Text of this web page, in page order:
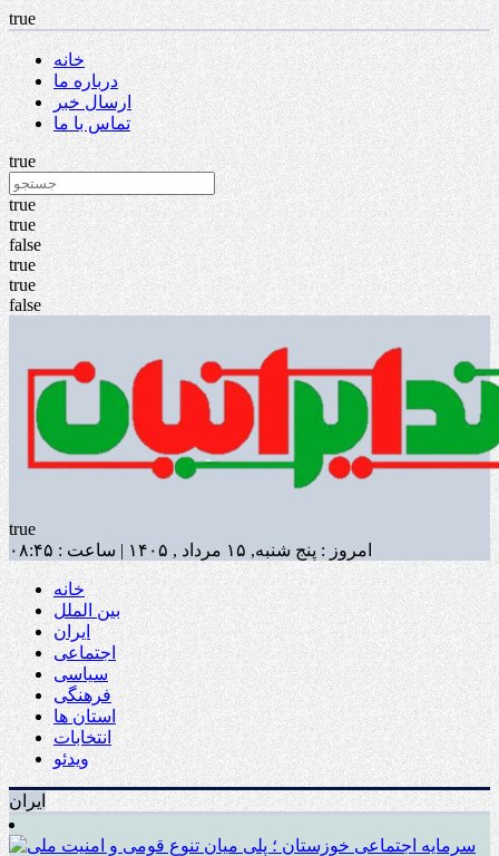
true
خانه
درباره ما
ارسال خبر
تماس با ما
true
true
true
false
true
true
false
true
امروز : پنج شنبه, ۱۵ مرداد , ۱۴۰۵ | ساعت : ۰۸:۴۵
خانه
بین الملل
ایران
اجتماعی
سیاسی
فرهنگی
استان ها
انتخابات
ویدئو
ایران